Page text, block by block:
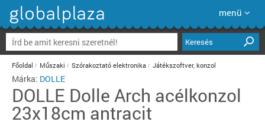
menü
Keresés
Főoldal Műszaki Szórakoztató elektronika Játékszoftver, konzol
Márka: DOLLE
DOLLE Dolle Arch acélkonzol
23x18cm antracit